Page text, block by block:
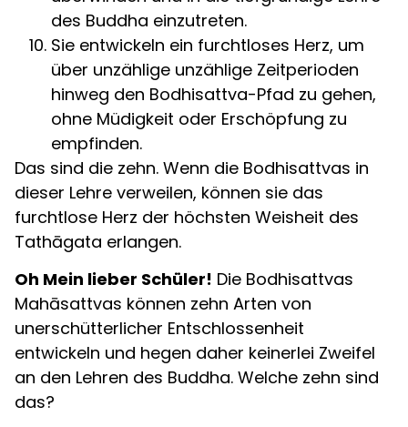
des Buddha einzutreten.
Sie entwickeln ein furchtloses Herz, um
über unzählige unzählige Zeitperioden
hinweg den Bodhisattva-Pfad zu gehen,
ohne Müdigkeit oder Erschöpfung zu
empfinden.
Das sind die zehn. Wenn die Bodhisattvas in
dieser Lehre verweilen, können sie das
furchtlose Herz der höchsten Weisheit des
Tathāgata erlangen.
Oh Mein lieber Schüler! Die Bodhisattvas
Mahāsattvas können zehn Arten von
unerschütterlicher Entschlossenheit
entwickeln und hegen daher keinerlei Zweifel
an den Lehren des Buddha. Welche zehn sind
das?